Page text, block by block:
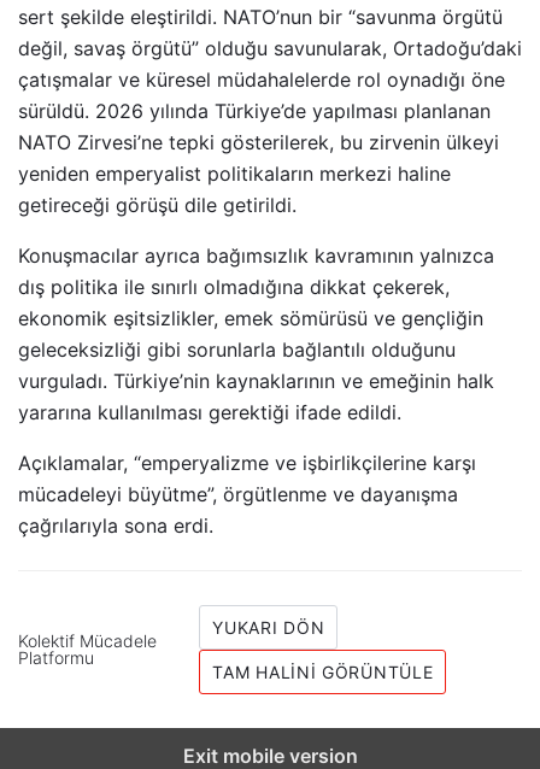
sert şekilde eleştirildi. NATO’nun bir “savunma örgütü
değil, savaş örgütü” olduğu savunularak, Ortadoğu’daki
çatışmalar ve küresel müdahalelerde rol oynadığı öne
sürüldü. 2026 yılında Türkiye’de yapılması planlanan
NATO Zirvesi’ne tepki gösterilerek, bu zirvenin ülkeyi
yeniden emperyalist politikaların merkezi haline
getireceği görüşü dile getirildi.
Konuşmacılar ayrıca bağımsızlık kavramının yalnızca
dış politika ile sınırlı olmadığına dikkat çekerek,
ekonomik eşitsizlikler, emek sömürüsü ve gençliğin
geleceksizliği gibi sorunlarla bağlantılı olduğunu
vurguladı. Türkiye’nin kaynaklarının ve emeğinin halk
yararına kullanılması gerektiği ifade edildi.
Açıklamalar, “emperyalizme ve işbirlikçilerine karşı
mücadeleyi büyütme”, örgütlenme ve dayanışma
çağrılarıyla sona erdi.
Kolektif Mücadele
Platformu
YUKARI DÖN
TAM HALINI GÖRÜNTÜLE
Exit mobile version